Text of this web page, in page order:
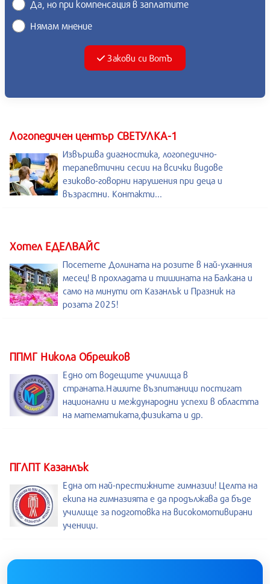
Да, но при компенсация в заплатите
Нямам мнение
Закови си ВотЪ
Логопедичен център СВЕТУЛКА-1
Извършва диагностика, логопедично-
терапевтични сесии на всички видове
езиково-говорни нарушения при деца и
възрастни. Контакти...
Хотел ЕДЕЛВАЙС
Посетете Долината на розите в най-уханния
месец! В прохладата и тишината на Балкана и
само на минути от Казанлък и Празник на
розата 2025!
ППМГ Никола Обрешков
Едно от водещите училища в
страната.Нашите възпитаници постигат
национални и международни успехи в областта
на математиката,физиката и др.
ПГЛПТ Казанлък
Една от най-престижните гимназии! Целта на
екипа на гимназията е да продължава да бъде
училище за подготовка на високомотивирани
ученици.